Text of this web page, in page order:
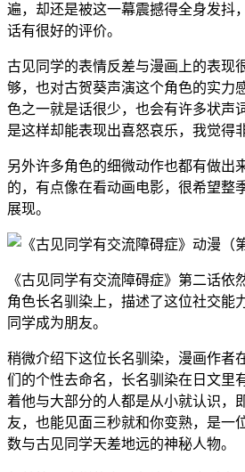
遍，却还是被这一幕震撼得全身发抖
话有很好的评价。
古见同学的表情反差与漫画上的表现
够，也对古贺葵声演这个角色的实力
色之一就是话很少，也会有许多状声
是这样却能表现出喜怒哀乐，我觉得
另外许多角色的细微动作也都有做出
的，有点像在看动画电影，很希望整
展现。
《古见同学有交流障碍症》第二话依
角色长名驯染上，描述了这位社交能
同学成为朋友。
稍微介绍下这位长名驯染，漫画作者
们的个性去命名，长名驯染在日文里
着他与大部分的人都是从小就认识，
友，也能见面三秒就和你变熟，是一
数与古见同学天差地远的神秘人物。